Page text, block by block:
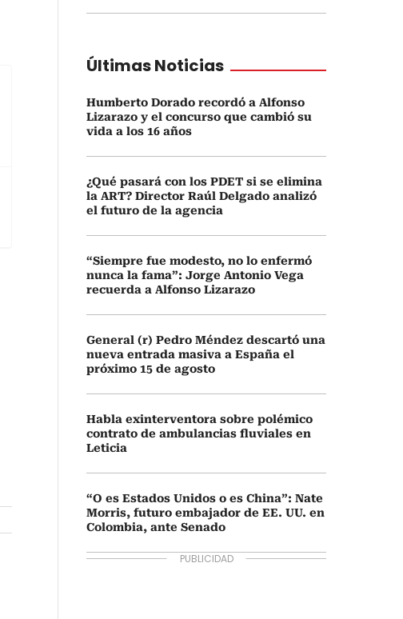
Últimas Noticias
Humberto Dorado recordó a Alfonso
Lizarazo y el concurso que cambió su
vida a los 16 años
¿Qué pasará con los PDET si se elimina
la ART? Director Raúl Delgado analizó
el futuro de la agencia
“Siempre fue modesto, no lo enfermó
nunca la fama”: Jorge Antonio Vega
recuerda a Alfonso Lizarazo
General (r) Pedro Méndez descartó una
nueva entrada masiva a España el
próximo 15 de agosto
Habla exinterventora sobre polémico
contrato de ambulancias fluviales en
Leticia
“O es Estados Unidos o es China”: Nate
Morris, futuro embajador de EE. UU. en
Colombia, ante Senado